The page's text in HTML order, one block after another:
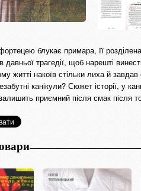
блукає примара, її
давньої трагедії, щоб нарешті
житті накоїв стільки лиха й
канікули? Сюжет історії, у
приємний після смак після